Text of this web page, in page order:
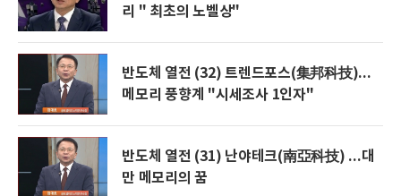
리 " 최초의 노벨상"
반도체 열전 (32) 트렌드포스(集邦科技)...
메모리 풍향계 "시세조사 1인자"
반도체 열전 (31) 난야테크(南亞科技) ...대
만 메모리의 꿈